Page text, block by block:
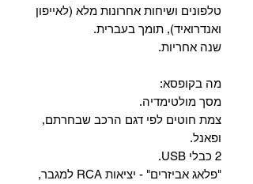
טלפונים ושיחות אחרונות מלא (לאייפון
ואנדרואיד), תומך בעברית.
שנה אחריות.
מה בקופסא:
מסך מולטימדיה.
צמת חוטים לפי דגם הרכב שבחרתם,
ופאנל.
2 כבלי USB.
"פלאג אביזרים" - יציאות RCA למגבר,